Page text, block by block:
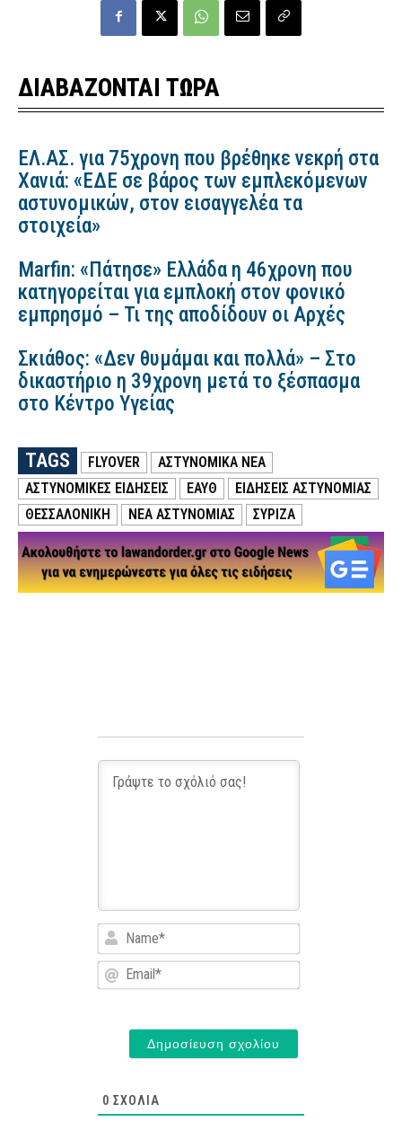
ΔΙΑΒΑΖΟΝΤΑΙ ΤΩΡΑ
ΕΛ.ΑΣ. για 75χρονη που βρέθηκε νεκρή στα
Χανιά: «ΕΔΕ σε βάρος των εμπλεκόμενων
αστυνομικών, στον εισαγγελέα τα
στοιχεία»
Marfin: «Πάτησε» Ελλάδα η 46χρονη που
κατηγορείται για εμπλοκή στον φονικό
εμπρησμό – Τι της αποδίδουν οι Αρχές
Σκιάθος: «Δεν θυμάμαι και πολλά» – Στο
δικαστήριο η 39χρονη μετά το ξέσπασμα
στο Κέντρο Υγείας
TAGS FLYOVER
ΑΣΤΥΝΟΜΙΚΑ ΝΕΑ
ΑΣΤΥΝΟΜΙΚΕΣ ΕΙΔΗΣΕΙΣ
ΕΑΥΘ
ΕΙΔΗΣΕΙΣ ΑΣΤΥΝΟΜΙΑΣ
ΘΕΣΣΑΛΟΝΙΚΗ
ΝΕΑ ΑΣΤΥΝΟΜΙΑΣ ΣΥΡΙΖΑ
Name*
Email*
0 ΣΧΌΛΙΑ